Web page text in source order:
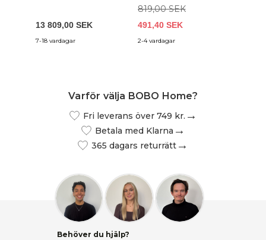
13 809,00 SEK
7-18 vardagar
819,00 SEK
491,40 SEK
2-4 vardagar
Varför välja BOBO Home?
Fri leverans över 749 kr.
Betala med Klarna
365 dagars returrätt
Behöver du hjälp?